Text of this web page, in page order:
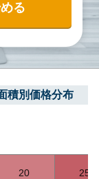
る
積別価格分布
20 25